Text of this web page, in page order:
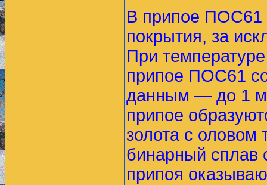
В припое ПОС61
покрытия, за
При
припое ПОС61
данным — до 1
припое
золота с оловом
бинарный сплав
припоя